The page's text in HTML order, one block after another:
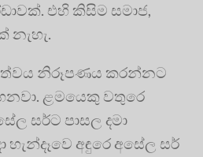
එහි කිසිම සමාජ,
නැහැ.
නිරූපණය කරන්නට
ළමයෙකු වතුරෙ
සර්ට පාසල දමා
අඳුරෙ අසේල සර්